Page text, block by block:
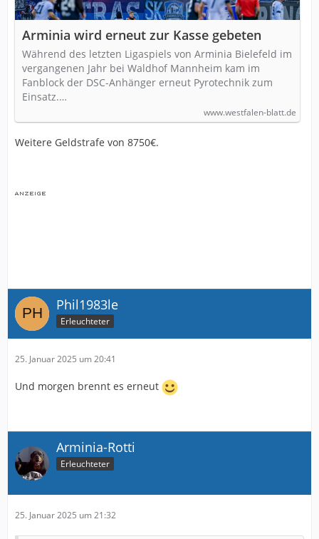
Arminia wird erneut zur Kasse gebeten
Während des letzten Ligaspiels von Arminia Bielefeld im
vergangenen Jahr bei Waldhof Mannheim kam im
Fanblock der DSC-Anhänger erneut Pyrotechnik zum
Einsatz.…
www.westfalen-blatt.de
Weitere Geldstrafe von 8750€.
Phil1983le
Erleuchteter
25. Januar 2025 um 20:41
Und morgen brennt es erneut
Arminia-Rotti
Erleuchteter
25. Januar 2025 um 21:32